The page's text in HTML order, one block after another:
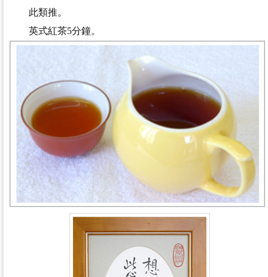
此類推。
英式紅茶5分鐘。